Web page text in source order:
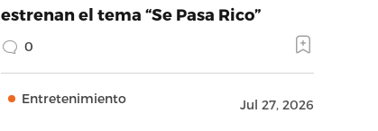
estrenan el tema “Se Pasa Rico”
0
Entretenimiento Jul 27, 2026